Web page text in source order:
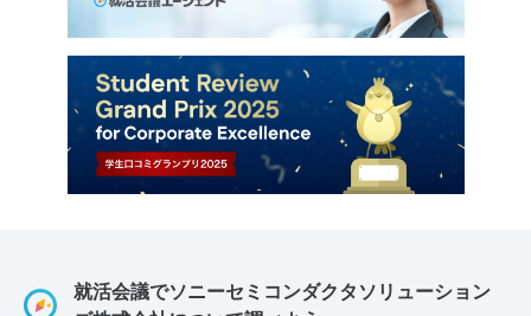
就活会議でソニーセミコンダクタソリューション